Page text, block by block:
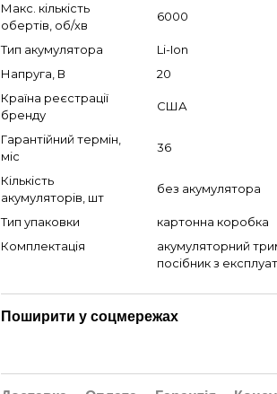
Макс. кількість
обертів, об/хв
6000
Тип акумулятора
Li-Ion
Напруга, В
20
Країна реєстрації
бренду
США
Гарантійний термін,
міс
36
Кількість
акумуляторів, шт
без акумулятора
Тип упаковки
картонна коробка
Комплектація
акумуляторний
посібник з
Поширити у соцмережах